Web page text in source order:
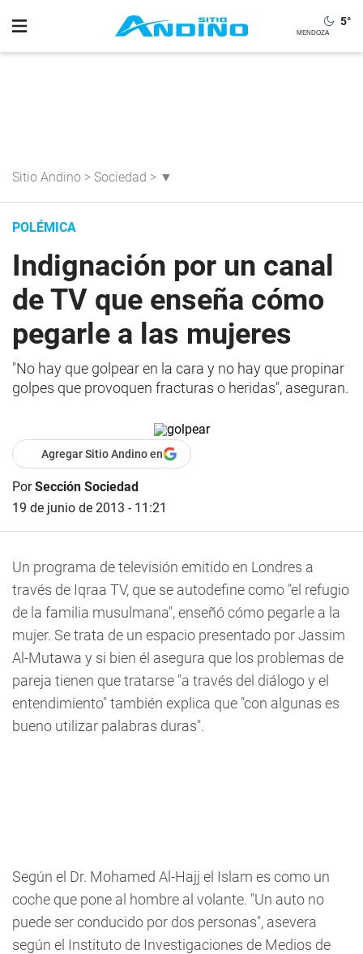
5°
Sitio Andino > Sociedad > ▼
POLÉMICA
Indignación por un canal
de TV que enseña cómo
pegarle a las mujeres
"No hay que golpear en la cara y no hay que propinar
golpes que provoquen fracturas o heridas", aseguran.
Agregar Sitio Andino en
PorSección Sociedad
19 de junio de 2013 - 11:21
Un programa de televisión emitido en Londres a
través de Iqraa TV, que se autodefine como "el refugio
de la familia musulmana", enseñó cómo pegarle a la
mujer. Se trata de un espacio presentado por Jassim
Al-Mutawa y si bien él asegura que los problemas de
pareja tienen que tratarse "a través del diálogo y el
entendimiento" también explica que "con algunas es
bueno utilizar palabras duras".
Según el Dr. Mohamed Al-Hajj el Islam es como un
coche que pone al hombre al volante. "Un auto no
puede ser conducido por dos personas", asevera
según el Instituto de Investigaciones de Medios de